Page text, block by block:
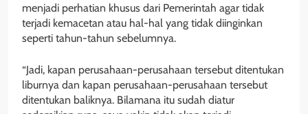
menjadi perhatian khusus dari Pemerintah agar tidak
terjadi kemacetan atau hal-hal yang tidak diinginkan
seperti tahun-tahun sebelumnya.
“Jadi, kapan perusahaan-perusahaan tersebut ditentukan
liburnya dan kapan perusahaan-perusahaan tersebut
ditentukan baliknya. Bilamana itu sudah diatur